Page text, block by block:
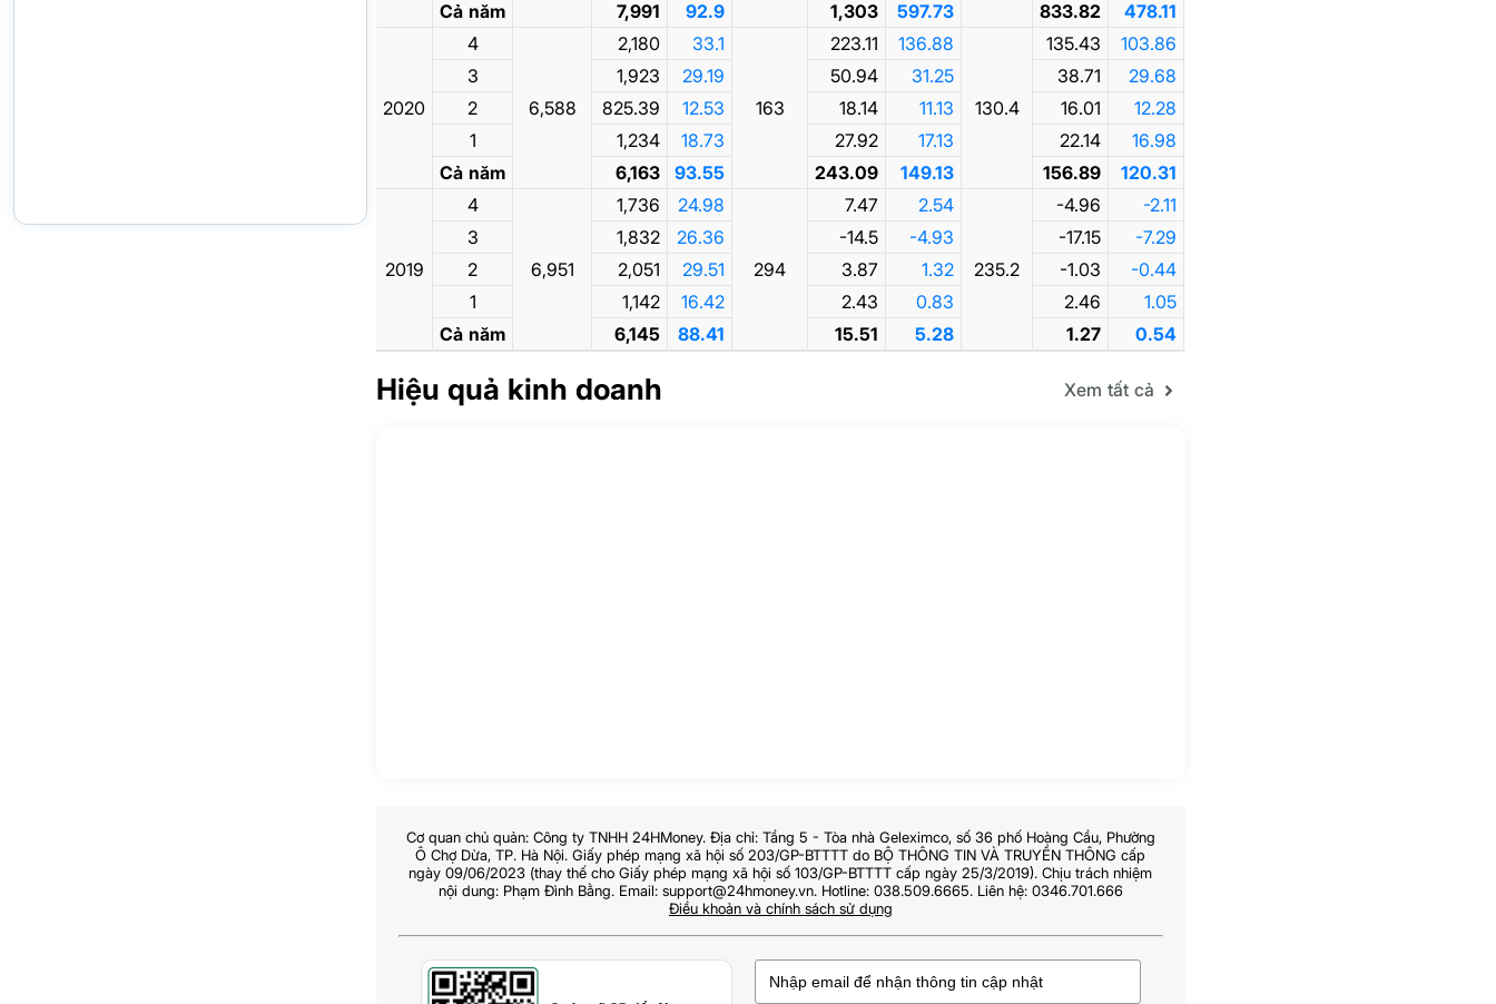
Cả năm
7,991 92.9 1,303 597.73 833.82 478.11
2020
4
6,588
2,180 33.1
163
223.11 136.88
130.4
135.43
103.86
3
1,923 29.19 50.94 31.25 38.71
29.68
2
825.39 12.53 18.14 11.13 16.01
12.28
1
1,234 18.73 27.92 17.13 22.14
16.98
Cả năm
6,163 93.55 243.09 149.13 156.89 120.31
2019
4
6,951
1,736 24.98
294
7.47 2.54
235.2
-4.96
-2.11
3
1,832 26.36 -14.5 -4.93 -17.15
-7.29
2
2,051 29.51 3.87 1.32 -1.03
-0.44
1
1,142 16.42 2.43 0.83 2.46
1.05
Cả năm
6,145 88.41 15.51 5.28 1.27 0.54
Hiệu quả kinh doanh Xem tất cả
Cơ quan chủ quản: Công ty TNHH 24HMoney. Địa chỉ: Tầng 5 - Tòa nhà Geleximco, số 36 phố Hoàng Cầu, Phường
Ô Chợ Dừa, TP. Hà Nội. Giấy phép mạng xã hội số 203/GP-BTTTT do BỘ THÔNG TIN VÀ TRUYỀN THÔNG cấp
ngày 09/06/2023 (thay thế cho Giấy phép mạng xã hội số 103/GP-BTTTT cấp ngày 25/3/2019). Chịu trách nhiệm
nội dung: Phạm Đình Bằng. Email: support@24hmoney.vn. Hotline: 038.509.6665. Liên hệ: 0346.701.666
Điều khoản và chính sách sử dụng